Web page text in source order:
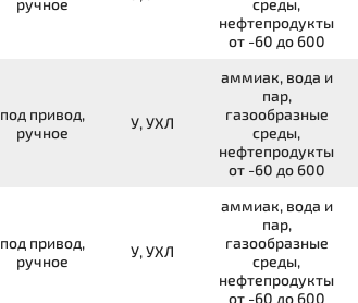
ручное
среды,
нефтепродукты
от -60 до 600
под привод,
ручное
У, УХЛ
аммиак, вода и
пар,
газообразные
среды,
нефтепродукты
от -60 до 600
под привод,
ручное
У, УХЛ
аммиак, вода и
пар,
газообразные
среды,
нефтепродукты
от -60 до 600